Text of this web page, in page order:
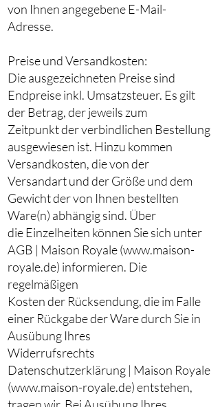
von Ihnen angegebene E-Mail-
Adresse.
Preise und Versandkosten:
Die ausgezeichneten Preise sind
Endpreise inkl. Umsatzsteuer. Es gilt
der Betrag, der jeweils zum
Zeitpunkt der verbindlichen Bestellung
ausgewiesen ist. Hinzu kommen
Versandkosten, die von der
Versandart und der Größe und dem
Gewicht der von Ihnen bestellten
Ware(n) abhängig sind. Über
die Einzelheiten können Sie sich unter
AGB | Maison Royale (www.maison-
royale.de) informieren. Die
regelmäßigen
Kosten der Rücksendung, die im Falle
einer Rückgabe der Ware durch Sie in
Ausübung Ihres
Widerrufsrechts
Datenschutzerklärung | Maison Royale
(www.maison-royale.de) entstehen,
tragen wir. Bei Ausübung Ihres